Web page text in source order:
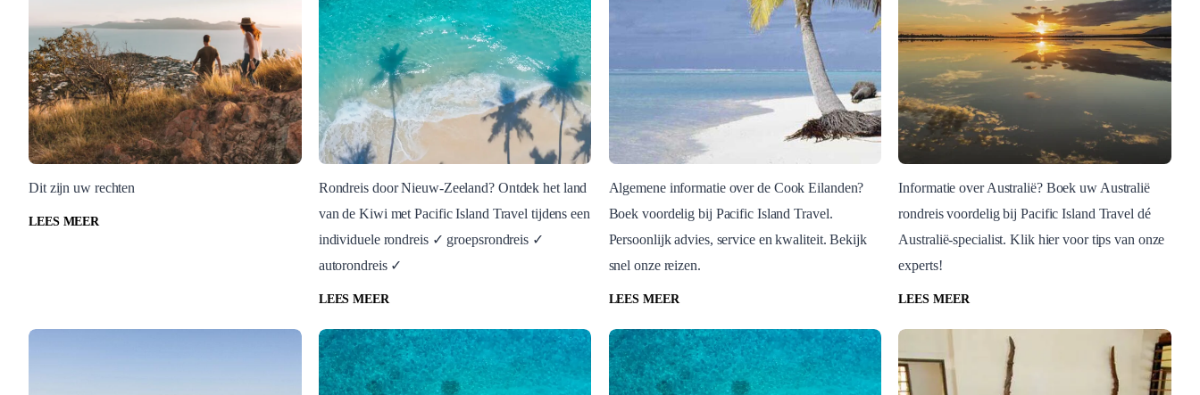
Blog Post
Dit zijn uw rechten
LEES MEER Rondreizen
Niew Zeeland Anders
Rondreis door Nieuw-Zeeland? Ontdek het land
van de Kiwi met Pacific Island Travel tijdens een
individuele rondreis ✓ groepsrondreis ✓
autorondreis ✓
LEES MEER
Blog Post
Algemene Informatie Cook
Eilanden
Algemene informatie over de Cook Eilanden?
Boek voordelig bij Pacific Island Travel.
Persoonlijk advies, service en kwaliteit. Bekijk
snel onze reizen.
LEES MEER
Blog Post
Algemene informatie
Australie
Informatie over Australië? Boek uw Australië
rondreis voordelig bij Pacific Island Travel dé
Australië-specialist. Klik hier voor tips van onze
experts!
LEES MEER